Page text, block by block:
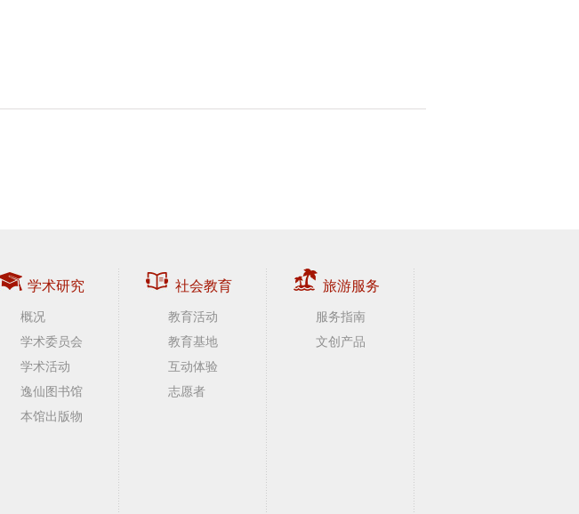
学术研究
概况
学术委员会
学术活动
逸仙图书馆
本馆出版物
社会教育
教育活动
教育基地
互动体验
志愿者
旅游服务
服务指南
文创产品